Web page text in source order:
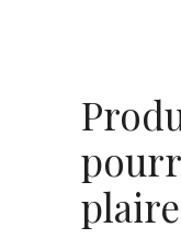
plaire